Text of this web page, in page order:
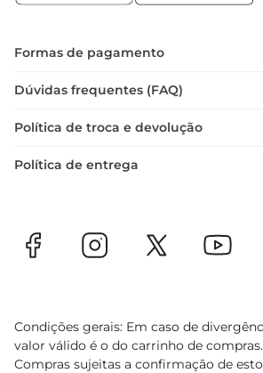
quem deseja trazer um pouco
para sua mesa. Aproveite a
Formas de pagamento
Dúvidas frequentes (FAQ)
Política de troca e devolução
Política de entrega
Condições gerais: Em caso de
valor válido é o do carrinho de
Compras sujeitas a confirmação de